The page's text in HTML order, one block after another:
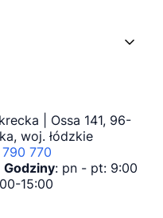
| Ossa 141, 96-
woj. łódzkie
770
Godziny: pn - pt: 9:00
15:00